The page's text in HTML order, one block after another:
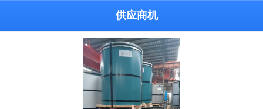
供应商机